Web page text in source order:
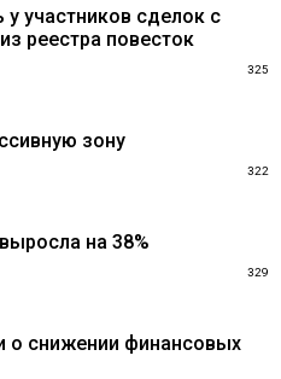
у участников сделок с
реестра повесток
325
зону
322
на 38%
329
о снижении финансовых